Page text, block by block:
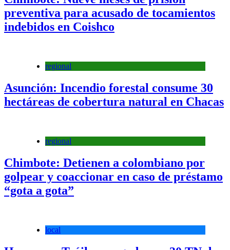
preventiva para acusado de tocamientos
indebidos en Coishco
regional
Asunción: Incendio forestal consume 30
hectáreas de cobertura natural en Chacas
regional
Chimbote: Detienen a colombiano por
golpear y coaccionar en caso de préstamo
“gota a gota”
local